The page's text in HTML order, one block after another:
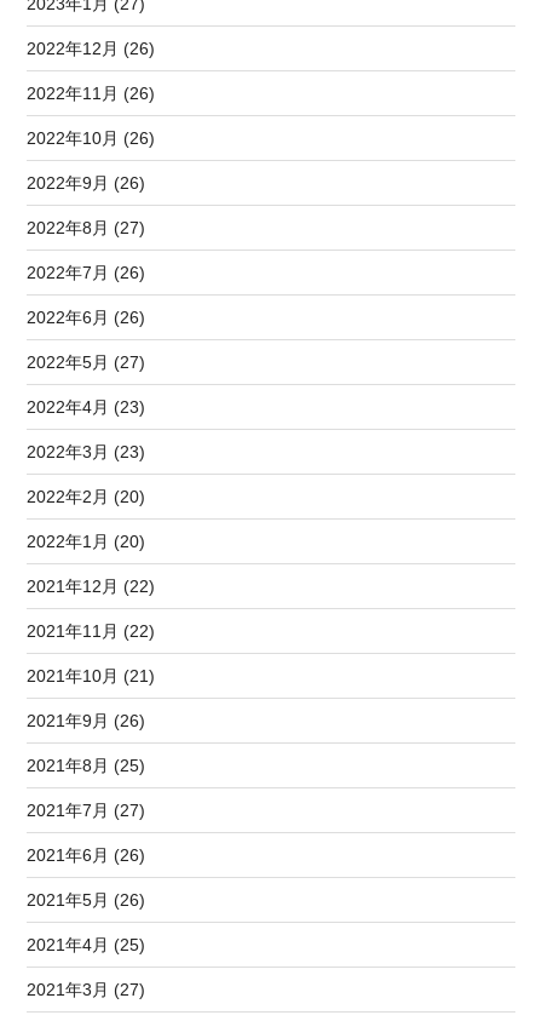
2022年12月 (26)
2022年11月 (26)
2022年10月 (26)
2022年9月 (26)
2022年8月 (27)
2022年7月 (26)
2022年6月 (26)
2022年5月 (27)
2022年4月 (23)
2022年3月 (23)
2022年2月 (20)
2022年1月 (20)
2021年12月 (22)
2021年11月 (22)
2021年10月 (21)
2021年9月 (26)
2021年8月 (25)
2021年7月 (27)
2021年6月 (26)
2021年5月 (26)
2021年4月 (25)
2021年3月 (27)